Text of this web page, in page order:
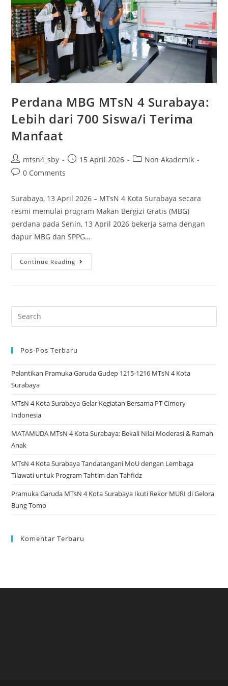
Perdana MBG MTsN 4 Surabaya:
Lebih dari 700 Siswa/i Terima
Manfaat
Post
author:
mtsn4_sby
Post15 April 2026
PostNon Akademik
Post0 Comments
Surabaya, 13 April 2026 – MTsN 4 Kota Surabaya secara
resmi memulai program Makan Bergizi Gratis (MBG)
perdana pada Senin, 13 April 2026 bekerja sama dengan
dapur MBG dan SPPG…
Continue Reading
MBG
Surabaya:
Terima
Search
for:
Pos-Pos Terbaru
Pelantikan Pramuka Garuda Gudep 1215-1216 MTsN 4 Kota
Surabaya
MTsN 4 Kota Surabaya Gelar Kegiatan Bersama PT Cimory
Indonesia
MATAMUDA MTsN 4 Kota Surabaya: Bekali Nilai Moderasi & Ramah
Anak
MTsN 4 Kota Surabaya Tandatangani MoU dengan Lembaga
Tilawati untuk Program Tahtim dan Tahfidz
Pramuka Garuda MTsN 4 Kota Surabaya Ikuti Rekor MURI di Gelora
Bung Tomo
Komentar Terbaru